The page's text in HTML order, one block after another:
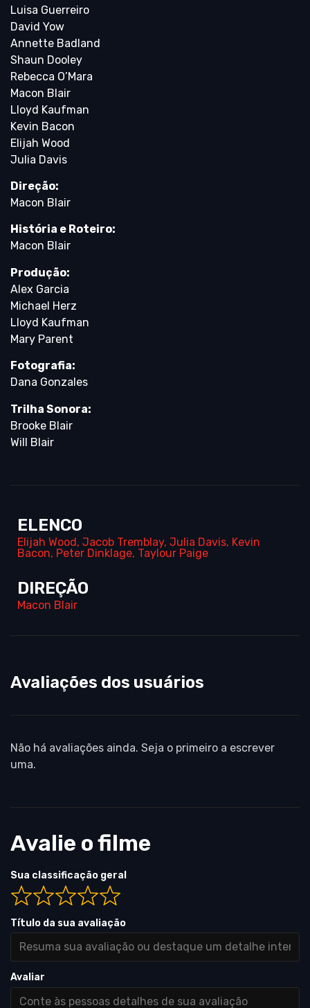
Luisa Guerreiro
David Yow
Annette Badland
Shaun Dooley
Rebecca O’Mara
Macon Blair
Lloyd Kaufman
Kevin Bacon
Elijah Wood
Julia Davis
Direção:
Macon Blair
História e Roteiro:
Macon Blair
Produção:
Alex Garcia
Michael Herz
Lloyd Kaufman
Mary Parent
Fotografia:
Dana Gonzales
Trilha Sonora:
Brooke Blair
Will Blair
ELENCO
Elijah Wood, Jacob Tremblay, Julia Davis, Kevin
Bacon, Peter Dinklage, Taylour Paige
DIREÇÃO
Macon Blair
Avaliações dos usuários
Não há avaliações ainda. Seja o primeiro a escrever
uma.
Avalie o filme
Sua classificação geral
Título da sua avaliação
Avaliar